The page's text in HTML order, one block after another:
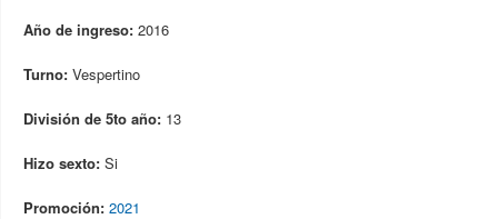
Año de ingreso: 2016
Turno: Vespertino
División de 5to año: 13
Hizo sexto: Si
Promoción: 2021